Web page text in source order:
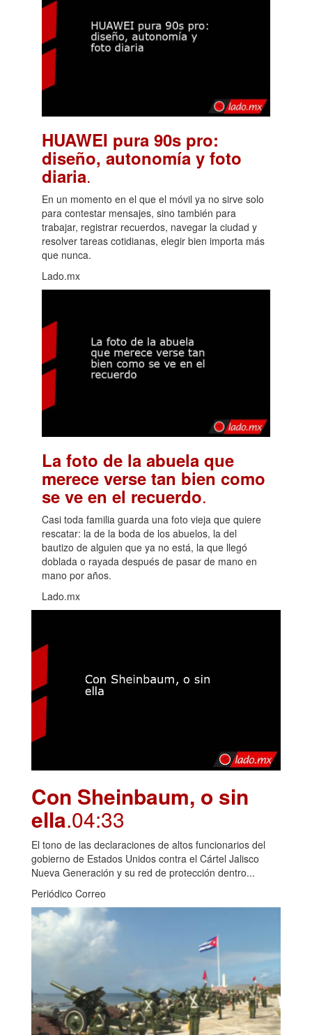
HUAWEI pura 90s pro:
diseño, autonomía y foto
diaria.
En un momento en el que el móvil ya no sirve solo
para contestar mensajes, sino también para
trabajar, registrar recuerdos, navegar la ciudad y
resolver tareas cotidianas, elegir bien importa más
que nunca.
Lado.mx
La foto de la abuela que
merece verse tan bien como
se ve en el recuerdo.
Casi toda familia guarda una foto vieja que quiere
rescatar: la de la boda de los abuelos, la del
bautizo de alguien que ya no está, la que llegó
doblada o rayada después de pasar de mano en
mano por años.
Lado.mx
Con Sheinbaum, o sin
ella.04:33
El tono de las declaraciones de altos funcionarios del
gobierno de Estados Unidos contra el Cártel Jalisco
Nueva Generación y su red de protección dentro...
Periódico Correo